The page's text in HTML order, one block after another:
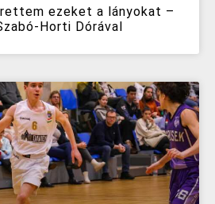
ezeket a lányokat –
Horti Dórával